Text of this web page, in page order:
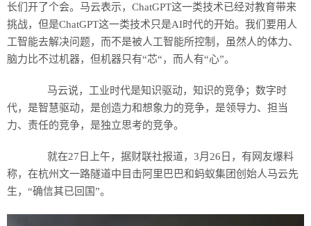
长们开了个会。马云表示，ChatGPT这一类技术已经对教育带来
挑战，但是ChatGPT这一类技术只是AI时代的开始。我们要用人
工智能去解决问题，而不是被人工智能所控制，虽然人的体力、
脑力比不过机器，但机器只有“芯“，而人有“心”。
马云说，工业时代是知识驱动，知识的竞争；数字时
代，是智慧驱动，是创造力和想象力的竞争，是领导力、担当
力、责任的竞争，是独立思考的竞争。
就在27日上午，据财联社报道，3月26日，有网友爆料
称，在杭州文一路隧道中目击阿里巴巴和蚂蚁集团创始人马云先
生，“确信其已回国”。